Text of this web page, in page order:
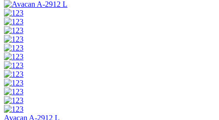
Avacan A-2912 L